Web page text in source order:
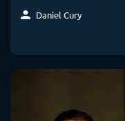
Daniel Cury